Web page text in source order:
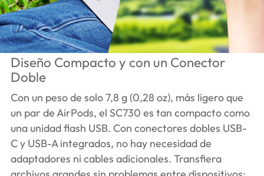
Diseño Compacto y con un Conector
Doble
Con un peso de solo 7,8 g (0,28 oz), más ligero que
un par de AirPods, el SC730 es tan compacto como
una unidad flash USB. Con conectores dobles USB-
C y USB-A integrados, no hay necesidad de
adaptadores ni cables adicionales. Transfiera